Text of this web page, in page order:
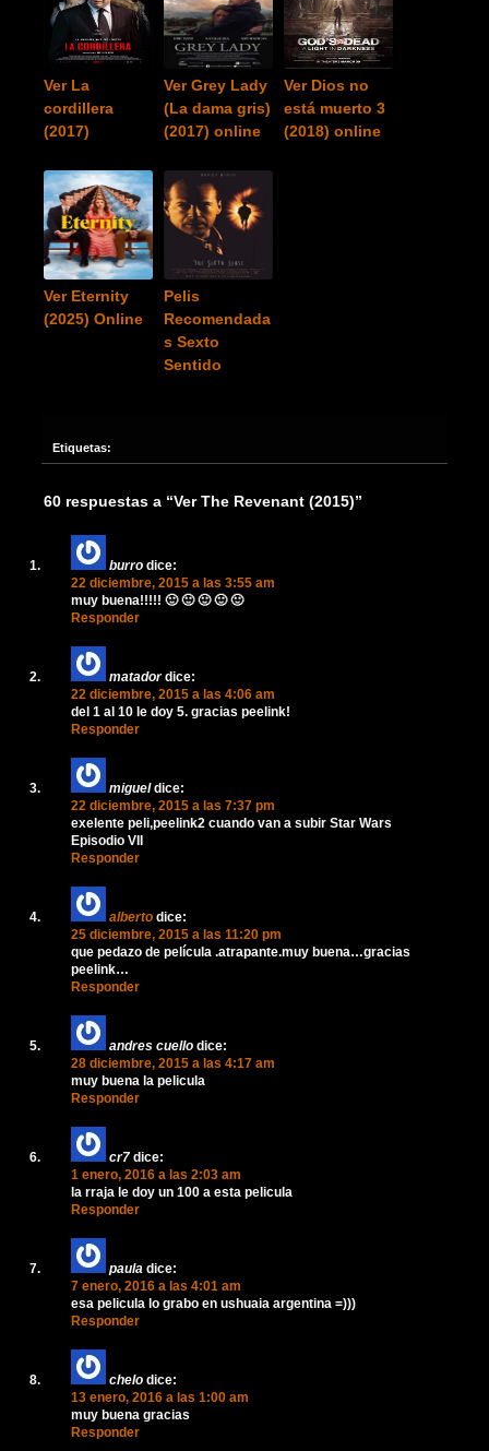
Ver La
cordillera
(2017)
Ver Grey Lady
(La dama gris)
(2017) online
Ver Dios no
está muerto 3
(2018) online
Ver Eternity
(2025) Online
Pelis
Recomendada
s Sexto
Sentido
Etiquetas:
60 respuestas a “Ver The Revenant (2015)”
burro dice:
22 diciembre, 2015 a las 3:55 am
muy buena!!!!! 🙂 🙂 🙂 🙂 🙂
Responder
matador dice:
22 diciembre, 2015 a las 4:06 am
del 1 al 10 le doy 5. gracias peelink!
Responder
miguel dice:
22 diciembre, 2015 a las 7:37 pm
exelente peli,peelink2 cuando van a subir Star Wars
Episodio VII
Responder
alberto dice:
25 diciembre, 2015 a las 11:20 pm
que pedazo de película .atrapante.muy buena…gracias
peelink…
Responder
andres cuello dice:
28 diciembre, 2015 a las 4:17 am
muy buena la pelicula
Responder
cr7 dice:
1 enero, 2016 a las 2:03 am
la rraja le doy un 100 a esta pelicula
Responder
paula dice:
7 enero, 2016 a las 4:01 am
esa pelicula lo grabo en ushuaia argentina =)))
Responder
chelo dice:
13 enero, 2016 a las 1:00 am
muy buena gracias
Responder